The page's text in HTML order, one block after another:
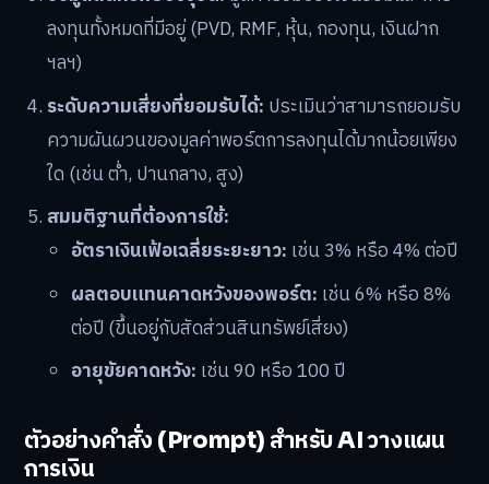
ลงทุนทั้งหมดที่มีอยู่ (PVD, RMF, หุ้น, กองทุน, เงินฝาก
ฯลฯ)
ระดับความเสี่ยงที่ยอมรับได้: ประเมินว่าสามารถยอมรับ
ความผันผวนของมูลค่าพอร์ตการลงทุนได้มากน้อยเพียง
ใด (เช่น ต่ำ, ปานกลาง, สูง)
สมมติฐานที่ต้องการใช้:
อัตราเงินเฟ้อเฉลี่ยระยะยาว: เช่น 3% หรือ 4% ต่อปี
ผลตอบแทนคาดหวังของพอร์ต: เช่น 6% หรือ 8%
ต่อปี (ขึ้นอยู่กับสัดส่วนสินทรัพย์เสี่ยง)
อายุขัยคาดหวัง: เช่น 90 หรือ 100 ปี
ตัวอย่างคำสั่ง (Prompt) สำหรับ AI วางแผน
การเงิน